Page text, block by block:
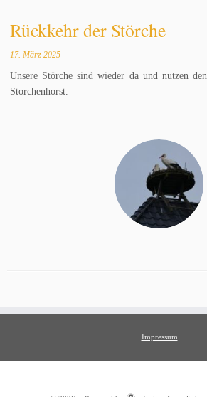
Rückkehr der Störche
17. März 2025
Unsere Störche sind wieder da und nutzen
Storchenhorst.
Impressum